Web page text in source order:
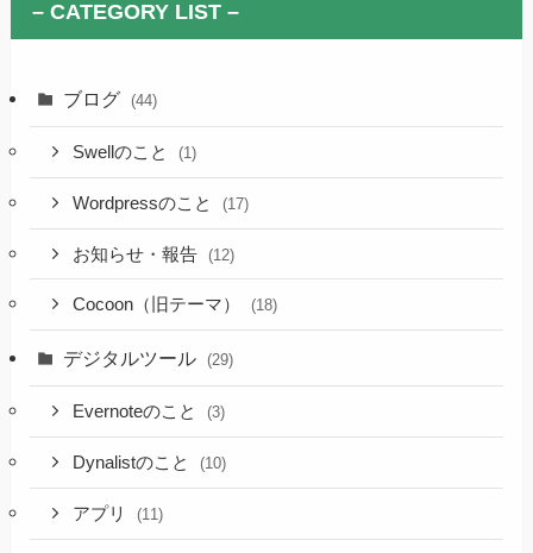
– CATEGORY LIST –
ブログ (44)
Swellのこと (1)
Wordpressのこと (17)
お知らせ・報告 (12)
Cocoon（旧テーマ） (18)
デジタルツール (29)
Evernoteのこと (3)
Dynalistのこと (10)
アプリ (11)